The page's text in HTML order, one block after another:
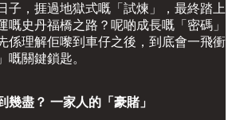
子，捱過地獄式嘅「試煉」，最終踏上
嘅史丹福橋之路？呢啲成長嘅「密碼」
係理解佢嚟到車仔之後，到底會一飛衝
嘅關鍵鎖匙。
幾盡？ 一家人的「豪賭」